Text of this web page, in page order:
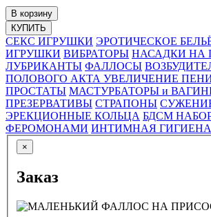
В корзину
КУПИТЬ
СЕКС ИГРУШКИ ЭРОТИЧЕСКОЕ
ИГРУШКИ ВИБРАТОРЫ НАСАДКИ НА
ЛУБРИКАНТЫ ФАЛЛОСЫ
ПОЛОВОГО АКТА УВЕЛИЧЕНИЕ
ПРОСТАТЫ МАСТУРБАТОРЫ и
ПРЕЗЕРВАТИВЫ СТРАПОНЫ
ЭРЕКЦИОННЫЕ КОЛЬЦА БДСМ
ФЕРОМОНАМИ ИНТИМНАЯ ГИГИЕНА
×
Заказ